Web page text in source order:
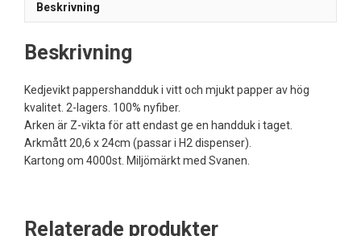
Beskrivning
Beskrivning
Kedjevikt pappershandduk i vitt och mjukt papper av hög
kvalitet. 2-lagers. 100% nyfiber.
Arken är Z-vikta för att endast ge en handduk i taget.
Arkmått 20,6 x 24cm (passar i H2 dispenser).
Kartong om 4000st. Miljömärkt med Svanen.
Relaterade produkter